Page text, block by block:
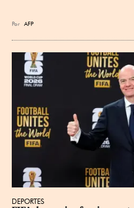
Por AFP
DEPORTES